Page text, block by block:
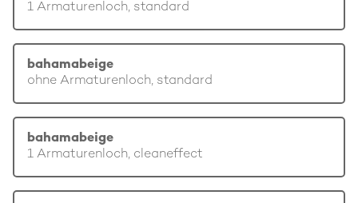
1 Armaturenloch, standard
bahamabeige
ohne Armaturenloch, standard
bahamabeige
1 Armaturenloch, cleaneffect